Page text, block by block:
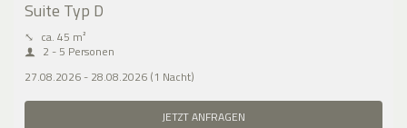
Suite Typ D
⤡ ca. 45 m²
2 - 5 Personen
27.08.2026 - 28.08.2026 (1 Nacht)
JETZT ANFRAGEN